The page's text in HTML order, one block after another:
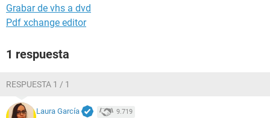
Grabar de vhs a dvd
Pdf xchange editor
1 respuesta
RESPUESTA 1 / 1
Laura García 9.719